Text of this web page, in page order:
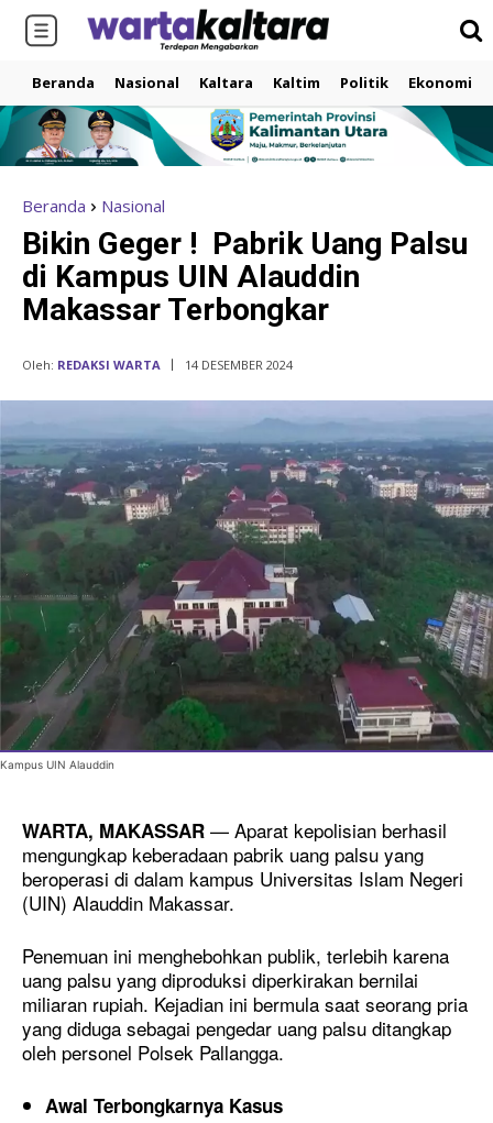
Beranda Nasional Kaltara Kaltim Politik Ekonomi
Beranda Nasional
Bikin Geger ! Pabrik Uang Palsu
di Kampus UIN Alauddin
Makassar Terbongkar
Oleh: REDAKSI WARTA 14 DESEMBER 2024
Kampus UIN Alauddin
WARTA, MAKASSAR — Aparat kepolisian berhasil
mengungkap keberadaan pabrik uang palsu yang
beroperasi di dalam kampus Universitas Islam Negeri
(UIN) Alauddin Makassar.
Penemuan ini menghebohkan publik, terlebih karena
uang palsu yang diproduksi diperkirakan bernilai
miliaran rupiah. Kejadian ini bermula saat seorang pria
yang diduga sebagai pengedar uang palsu ditangkap
oleh personel Polsek Pallangga.
Awal Terbongkarnya Kasus